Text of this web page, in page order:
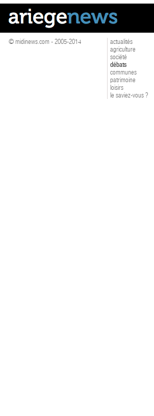
© midinews.com - 2005-2014
actualités
agriculture
société
débats
communes
patrimoine
loisirs
le saviez-vous ?